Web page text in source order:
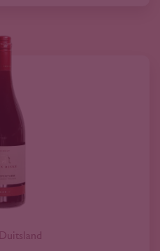
Duitsland